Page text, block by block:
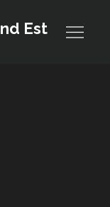
Est